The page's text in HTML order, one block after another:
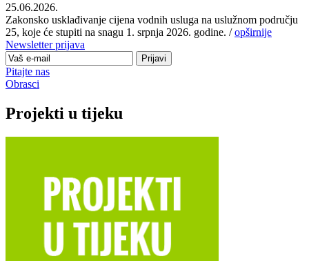
25.06.2026.
Zakonsko usklađivanje cijena vodnih usluga na uslužnom području
25, koje će stupiti na snagu 1. srpnja 2026. godine. /opširnije
Newsletterprijava
Pitajte nas
Obrasci
Projekti u tijeku